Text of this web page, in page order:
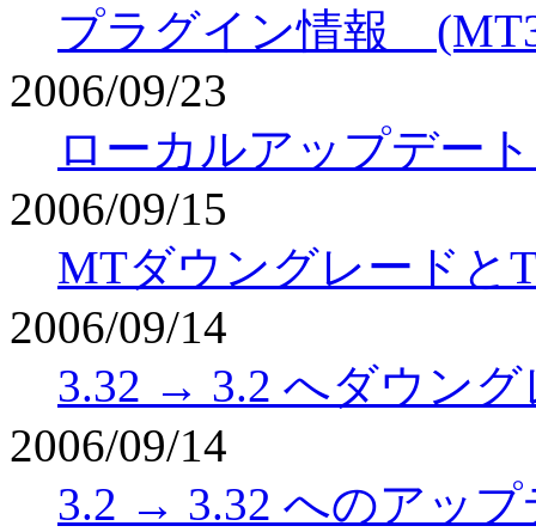
プラグイン情報
2006/09/23
ローカルアップデー
2006/09/15
MTダウングレードと
2006/09/14
3.32 → 3.2 へダウング
2006/09/14
3.2 → 3.32 へのアップ